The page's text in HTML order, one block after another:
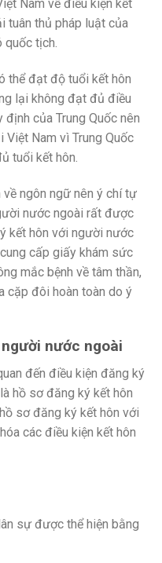
Nam về điều kiện kết
tuân thủ pháp luật của
quốc tịch.
thể đạt độ tuổi kết hôn
lại không đạt đủ điều
của Trung Quốc nên
Nam vì Trung Quốc
tuổi kết hôn.
ngôn ngữ nên ý chí tự
nước ngoài rất được
kết hôn với người nước
cấp giấy khám sức
mắc bệnh về tâm thần,
cặp đôi hoàn toàn do ý
nước ngoài
đến điều kiện đăng ký
hồ sơ đăng ký kết hôn
sơ đăng ký kết hôn với
các điều kiện kết hôn
sự được thể hiện bằng